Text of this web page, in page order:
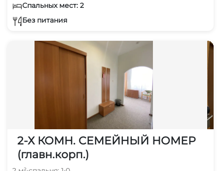
Спальных мест: 2
Без питания
2-Х КОМН. СЕМЕЙНЫЙ НОМЕР
(главн.корп.)